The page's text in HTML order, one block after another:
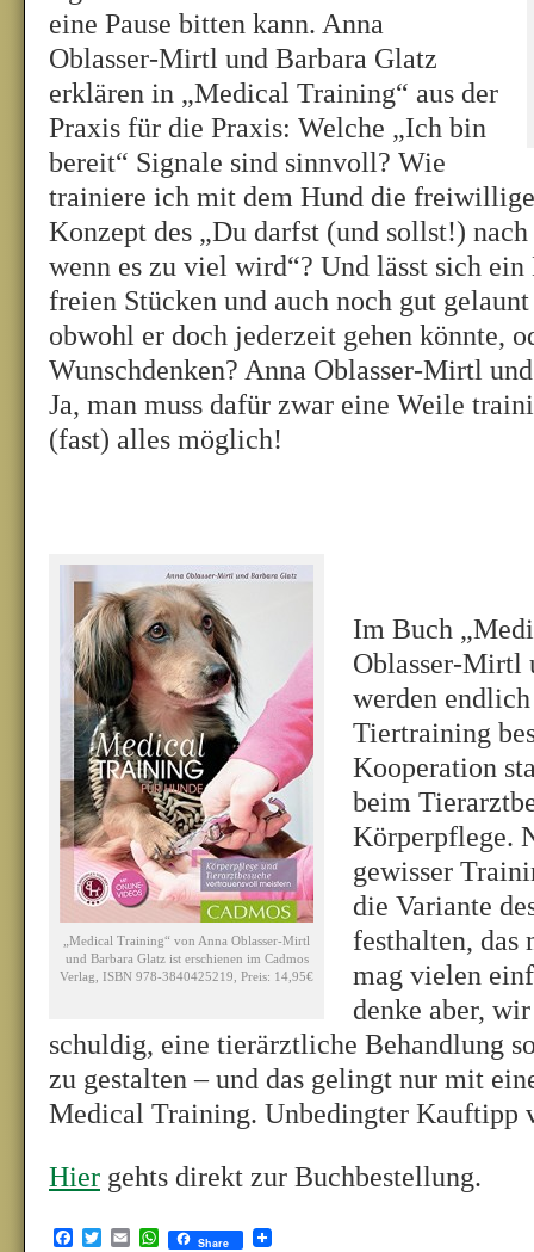
eine Pause bitten kann. Anna
Oblasser-Mirtl und Barbara Glatz
erklären in „Medical Training“ aus der
Praxis für die Praxis: Welche „Ich bin
bereit“ Signale sind sinnvoll? Wie
trainiere ich mit dem Hund die
Konzept des „Du darfst (und sollst!) nach
wenn es zu viel wird“? Und lässt sich
freien Stücken und auch noch gut
obwohl er doch jederzeit gehen könnte,
Wunschdenken? Anna Oblasser-Mirtl
Ja, man muss dafür zwar eine Weile
(fast) alles möglich!
„Medical Training“ von Anna Oblasser-Mirtl
und Barbara Glatz ist erschienen im Cadmos
Verlag, ISBN 978-3840425219, Preis: 14,95€
Im Buch
Oblasser-Mirtl
werden
Tiertraining
Kooperation
beim
Körperpflege.
gewisser
die Variante
festhalten, das
mag vielen
denke aber,
schuldig, eine tierärztliche Behandlung
zu gestalten – und das gelingt nur mit
Medical Training. Unbedingter Kauftipp
Hier gehts direkt zur Buchbestellung.
Facebook
TwitterEmailWhatsApp
Share